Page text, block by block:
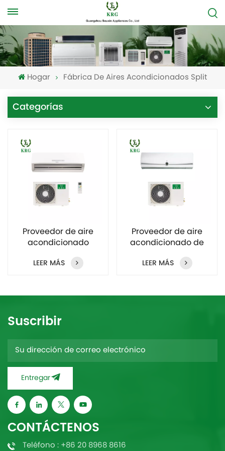
Hogar Fábrica De Aires Acondicionados Split
Categorías
Proveedor de aire
acondicionado
minisplit de 3,5 kW, 5
kW y 7,5 kW
LEER MÁS
Proveedor de aire
acondicionado de
pared de 9000 Btu,
12000 Btu y 18000 Btu
LEER MÁS
Suscribir
Entregar
CONTÁCTENOS
Teléfono : +86 20 8968 8616